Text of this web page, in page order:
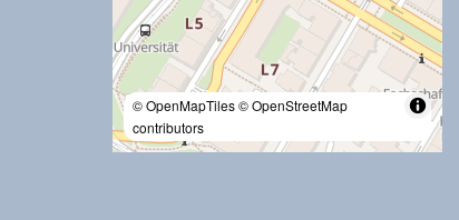
© OpenMapTiles© OpenStreetMap
contributors